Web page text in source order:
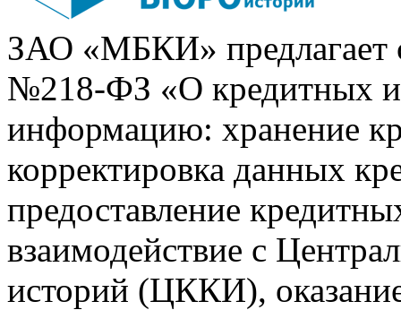
ЗАО «МБКИ» предлагает
№218-ФЗ «О кредитных
информацию: хранение
корректировка данных
предоставление
взаимодействие с
историй (ЦККИ),